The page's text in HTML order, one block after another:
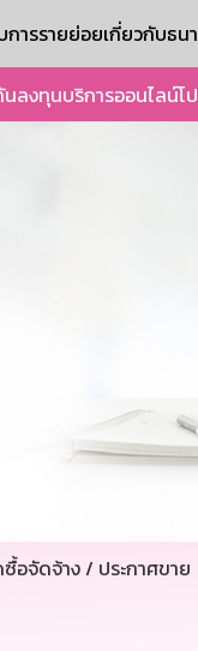
การรายย่อยเกี่ยวกับธน
นลงทุนบริการออนไลน์โ
อจัดจ้าง / ประกาศขาย